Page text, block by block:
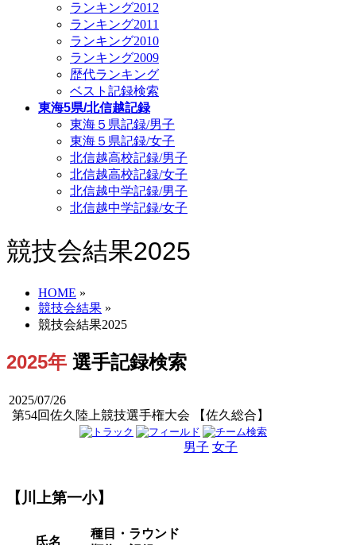
ランキング2012
ランキング2011
ランキング2010
ランキング2009
歴代ランキング
ベスト記録検索
東海5県/北信越記録
東海５県記録/男子
東海５県記録/女子
北信越高校記録/男子
北信越高校記録/女子
北信越中学記録/男子
北信越中学記録/女子
競技会結果2025
HOME »
競技会結果 »
競技会結果2025
2025年 選手記録検索
2025/07/26
第54回佐久陸上競技選手権大会 【佐久総合】
男子 女子
【川上第一小】
氏名
種目・ラウンド